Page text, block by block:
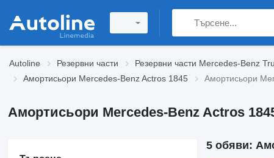
Autoline Резервни части Резервни части Mercedes-Benz
Амортисьори Mercedes-Benz Actros 1845
Амортисьори
Амортисьори Mercedes-Benz Actros
5 обяви: